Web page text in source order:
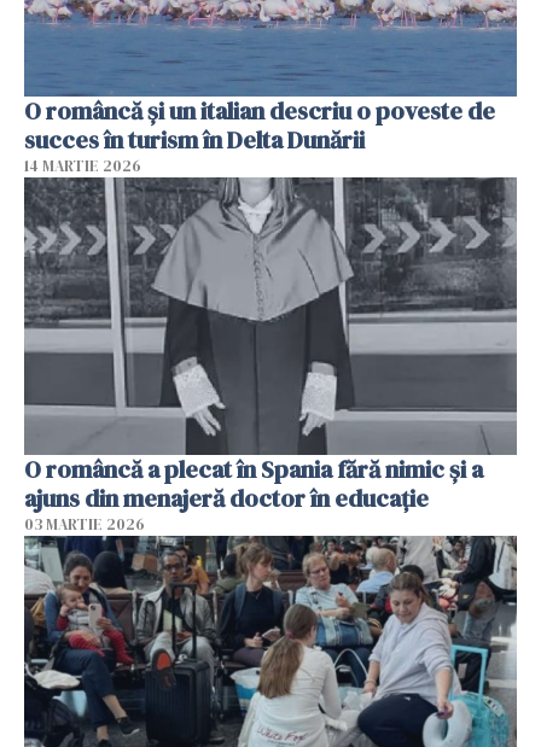
O româncă și un italian descriu o poveste de
succes în turism în Delta Dunării
14 MARTIE 2026
O româncă a plecat în Spania fără nimic și a
ajuns din menajeră doctor în educație
03 MARTIE 2026